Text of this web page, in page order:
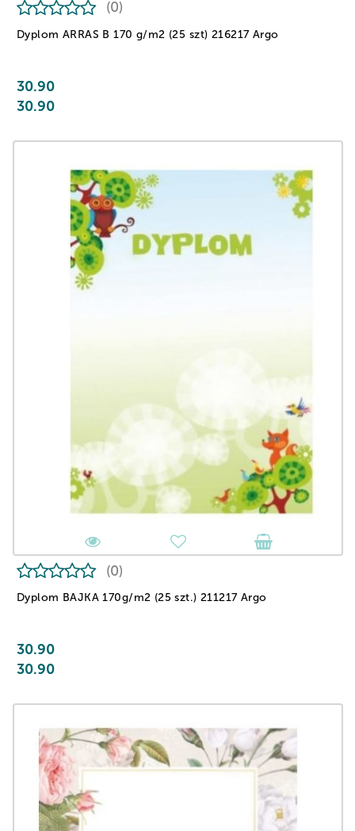
Dyplom ARRAS B 170 g/m2 (25 szt) 216217 Argo
(0)
30.90
30.90
Dyplom BAJKA 170g/m2 (25 szt.) 211217 Argo
(0)
30.90
30.90